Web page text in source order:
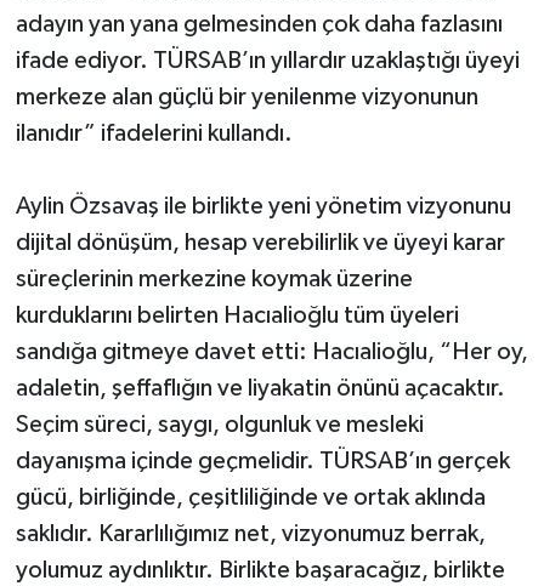
adayın yan yana gelmesinden çok daha fazlasını
ifade ediyor. TÜRSAB’ın yıllardır uzaklaştığı üyeyi
merkeze alan güçlü bir yenilenme vizyonunun
ilanıdır” ifadelerini kullandı.
Aylin Özsavaş ile birlikte yeni yönetim vizyonunu
dijital dönüşüm, hesap verebilirlik ve üyeyi karar
süreçlerinin merkezine koymak üzerine
kurduklarını belirten Hacıalioğlu tüm üyeleri
sandığa gitmeye davet etti: Hacıalioğlu, “Her oy,
adaletin, şeffaflığın ve liyakatin önünü açacaktır.
Seçim süreci, saygı, olgunluk ve mesleki
dayanışma içinde geçmelidir. TÜRSAB’ın gerçek
gücü, birliğinde, çeşitliliğinde ve ortak aklında
saklıdır. Kararlılığımız net, vizyonumuz berrak,
yolumuz aydınlıktır. Birlikte başaracağız, birlikte